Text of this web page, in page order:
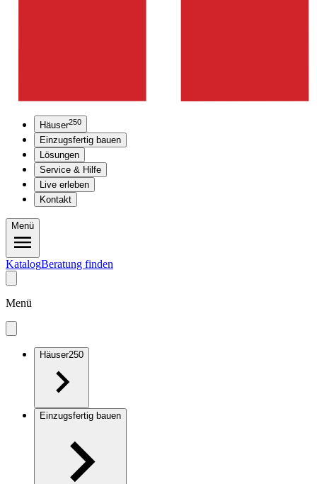
Häuser250
Einzugsfertig bauen
Lösungen
Service & Hilfe
Live erleben
Kontakt
Menü
KatalogBeratung finden
Menü
Häuser250
Einzugsfertig bauen